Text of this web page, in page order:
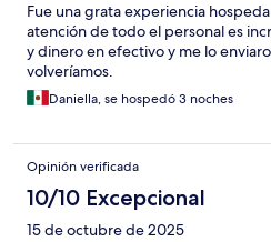
Fue una grata experiencia
atención de todo el personal es
y dinero en efectivo y me lo
volveríamos.
Daniella, se hospedó 3 noches
Opinión verificada
10/10 Excepcional
15 de octubre de 2025